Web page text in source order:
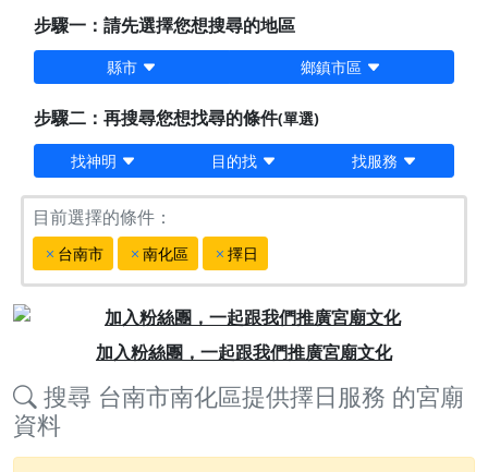
步驟一：請先選擇您想搜尋的地區
縣市 鄉鎮市區
步驟二：再搜尋您想找尋的條件(單選)
找神明 目的找 找服務
目前選擇的條件：
台南市 南化區 擇日
加入粉絲團，一起跟我們推廣宮廟文化
Previous
搜尋 台南市南化區提供擇日服務 的宮廟
資料